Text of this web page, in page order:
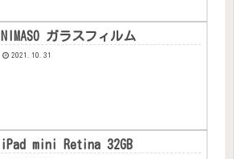
NIMASO ガラスフィルム
2021.10.31
iPad mini Retina 32GB